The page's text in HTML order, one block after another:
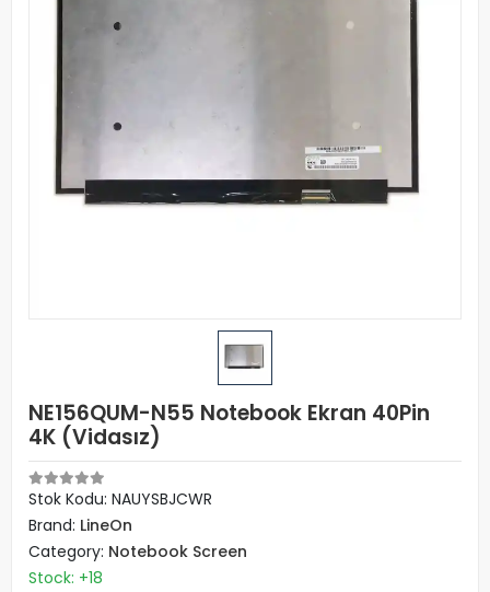
NE156QUM-N55 Notebook Ekran 40Pin
4K (Vidasız)
Stok Kodu: NAUYSBJCWR
Brand: LineOn
Category: Notebook Screen
Stock: +18